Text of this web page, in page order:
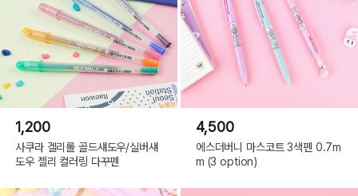
1,200
사쿠라 겔리롤 골드섀도우/실버섀
도우 젤리 컬러링 다꾸펜
4,500
에스더버니 마스코트 3색펜 0.7m
m (3 option)